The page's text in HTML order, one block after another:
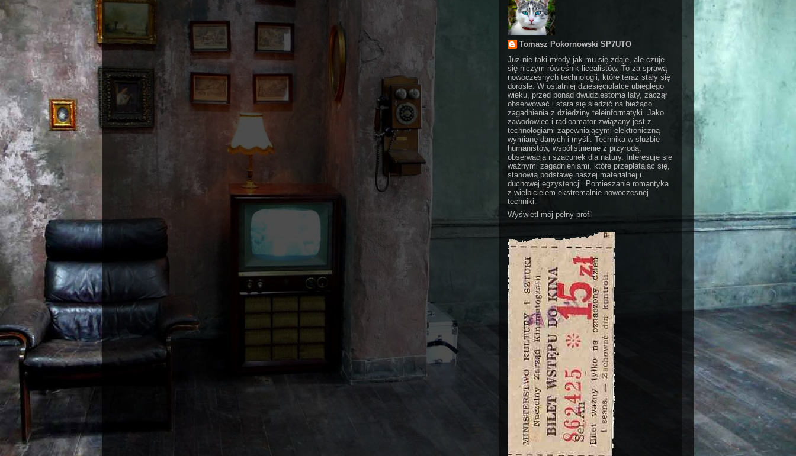
Tomasz Pokornowski SP7UTO
Już nie taki młody jak mu się zdaje, ale czuje
się niczym rówieśnik licealistów. To za sprawą
nowoczesnych technologii, które teraz stały się
dorosłe. W ostatniej dziesięciolatce ubiegłego
wieku, przed ponad dwudziestoma laty, zaczął
obserwować i stara się śledzić na bieżąco
zagadnienia z dziedziny teleinformatyki. Jako
zawodowiec i radioamator związany jest z
technologiami zapewniającymi elektroniczną
wymianę danych i myśli. Technika w służbie
humanistów, współistnienie z przyrodą,
obserwacja i szacunek dla natury. Interesuje się
ważnymi zagadnieniami, które przeplatając się,
stanowią podstawę naszej materialnej i
duchowej egzystencji. Pomieszanie romantyka
z wielbicielem ekstremalnie nowoczesnej
techniki.
Wyświetl mój pełny profil